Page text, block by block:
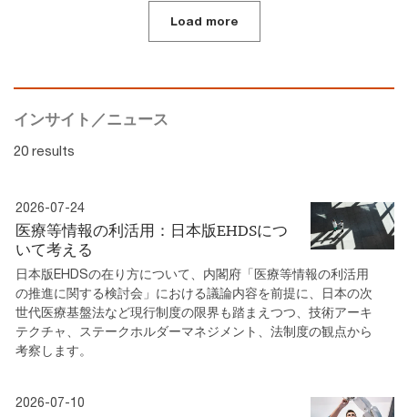
Load more
インサイト／ニュース
20 results
2026-07-24
医療等情報の利活用：日本版EHDSにつ
いて考える
日本版EHDSの在り方について、内閣府「医療等情報の利活用
の推進に関する検討会」における議論内容を前提に、日本の次
世代医療基盤法など現行制度の限界も踏まえつつ、技術アーキ
テクチャ、ステークホルダーマネジメント、法制度の観点から
考察します。
2026-07-10